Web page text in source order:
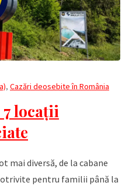
, Cazări deosebite în România
7 locații
mai diversă, de la cabane
pentru familii până la